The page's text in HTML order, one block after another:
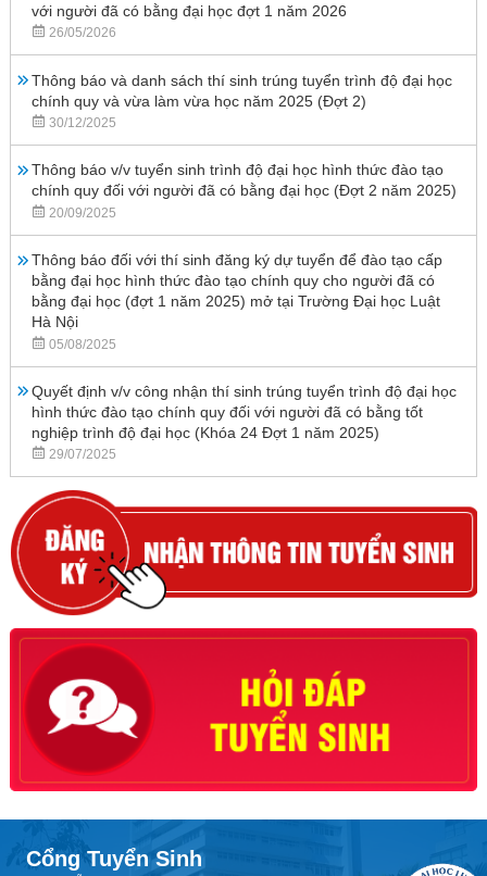
với người đã có bằng đại học đợt 1 năm 2026
26/05/2026
Thông báo và danh sách thí sinh trúng tuyển trình độ đại học
chính quy và vừa làm vừa học năm 2025 (Đợt 2)
30/12/2025
Thông báo v/v tuyển sinh trình độ đại học hình thức đào tạo
chính quy đối với người đã có bằng đại học (Đợt 2 năm 2025)
20/09/2025
Thông báo đối với thí sinh đăng ký dự tuyển để đào tạo cấp
bằng đại học hình thức đào tạo chính quy cho người đã có
bằng đại học (đợt 1 năm 2025) mở tại Trường Đại học Luật
Hà Nội
05/08/2025
Quyết định v/v công nhận thí sinh trúng tuyển trình độ đại học
hình thức đào tạo chính quy đối với người đã có bằng tốt
nghiệp trình độ đại học (Khóa 24 Đợt 1 năm 2025)
29/07/2025
Cổng Tuyển Sinh